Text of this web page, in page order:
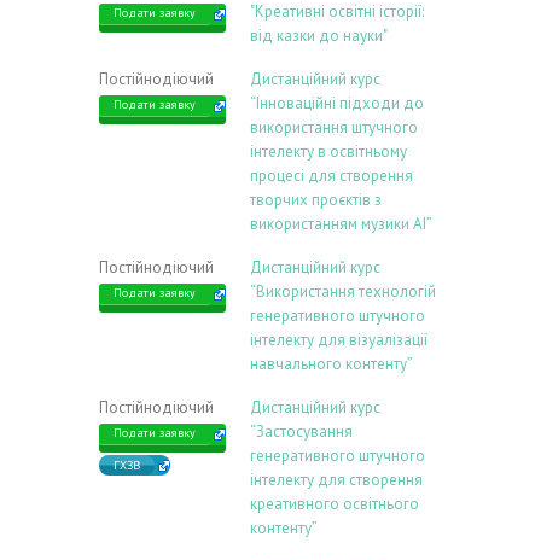
Подати заявку
"Креативні освітні історії:
від казки до науки"
Постійнодіючий
Подати заявку
Дистанційний курс
“Інноваційні підходи до
використання штучного
інтелекту в освітньому
процесі для створення
творчих проєктів з
використанням музики АІ”
Постійнодіючий
Подати заявку
Дистанційний курс
“Використання технологій
генеративного штучного
інтелекту для візуалізації
навчального контенту”
Постійнодіючий
Подати заявку
ГХЗВ
Дистанційний курс
“Застосування
генеративного штучного
інтелекту для створення
креативного освітнього
контенту”